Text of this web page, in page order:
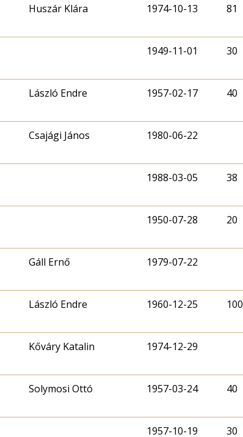
Huszár Klára 1974-10-13 81
1949-11-01 30
László Endre 1957-02-17 40
Csajági János 1980-06-22
1988-03-05 38
1950-07-28 20
Gáll Ernő 1979-07-22
László Endre 1960-12-25 100
Kőváry Katalin 1974-12-29
Solymosi Ottó 1957-03-24 40
1957-10-19 30